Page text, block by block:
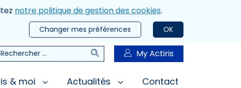
notre politique de gestion des cookies.
OK
Changer mes préférences
RechercherMy Actiris
& moi Actualités Contact